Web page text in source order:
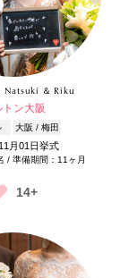
Natsuki ＆ Riku
トン大阪
大阪 / 梅田
月01日挙式
/ 準備期間：11ヶ月
14+